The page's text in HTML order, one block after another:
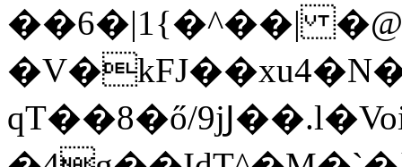
��6�|1{�^��|
qT��8�ő/